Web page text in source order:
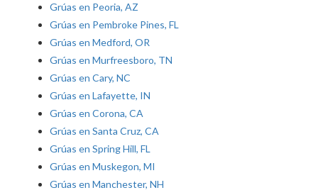
Grúas en Peoria, AZ
Grúas en Pembroke Pines, FL
Grúas en Medford, OR
Grúas en Murfreesboro, TN
Grúas en Cary, NC
Grúas en Lafayette, IN
Grúas en Corona, CA
Grúas en Santa Cruz, CA
Grúas en Spring Hill, FL
Grúas en Muskegon, MI
Grúas en Manchester, NH